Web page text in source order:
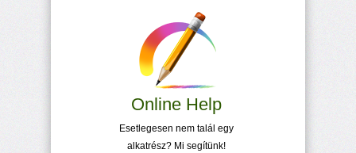
Online Help
Esetlegesen nem talál egy
alkatrész? Mi segítünk!